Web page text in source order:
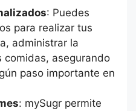
: Puedes
para realizar tus
administrar la
comidas, asegurando
paso importante en
: mySugr permite